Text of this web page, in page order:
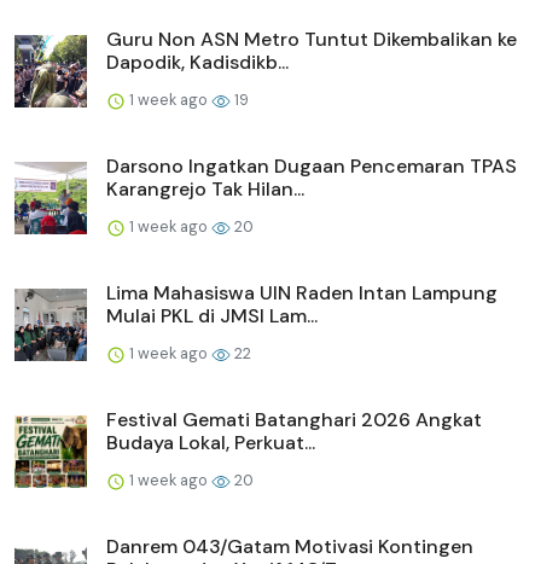
Guru Non ASN Metro Tuntut Dikembalikan ke
Dapodik, Kadisdikb...
1 week ago 19
Darsono Ingatkan Dugaan Pencemaran TPAS
Karangrejo Tak Hilan...
1 week ago 20
Lima Mahasiswa UIN Raden Intan Lampung
Mulai PKL di JMSI Lam...
1 week ago 22
Festival Gemati Batanghari 2026 Angkat
Budaya Lokal, Perkuat...
1 week ago 20
Danrem 043/Gatam Motivasi Kontingen